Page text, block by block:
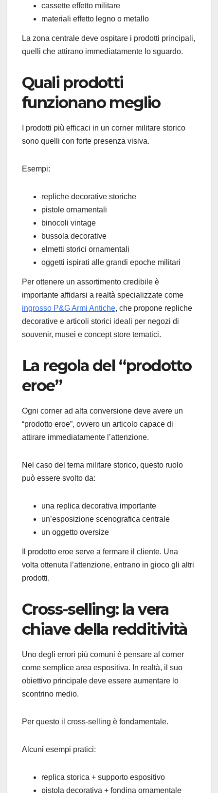
cassette effetto militare
materiali effetto legno o metallo
La zona centrale deve ospitare i prodotti principali,
quelli che attirano immediatamente lo sguardo.
Quali prodotti
funzionano meglio
I prodotti più efficaci in un corner militare storico
sono quelli con forte presenza visiva.
Esempi:
repliche decorative storiche
pistole ornamentali
binocoli vintage
bussola decorative
elmetti storici ornamentali
oggetti ispirati alle grandi epoche militari
Per ottenere un assortimento credibile è
importante affidarsi a realtà specializzate come
ingrosso P&G Armi Antiche, che propone repliche
decorative e articoli storici ideali per negozi di
souvenir, musei e concept store tematici.
La regola del “prodotto
eroe”
Ogni corner ad alta conversione deve avere un
“prodotto eroe”, ovvero un articolo capace di
attirare immediatamente l’attenzione.
Nel caso del tema militare storico, questo ruolo
può essere svolto da:
una replica decorativa importante
un’esposizione scenografica centrale
un oggetto oversize
Il prodotto eroe serve a fermare il cliente. Una
volta ottenuta l’attenzione, entrano in gioco gli altri
prodotti.
Cross-selling: la vera
chiave della redditività
Uno degli errori più comuni è pensare al corner
come semplice area espositiva. In realtà, il suo
obiettivo principale deve essere aumentare lo
scontrino medio.
Per questo il cross-selling è fondamentale.
Alcuni esempi pratici:
replica storica + supporto espositivo
pistola decorativa + fondina ornamentale